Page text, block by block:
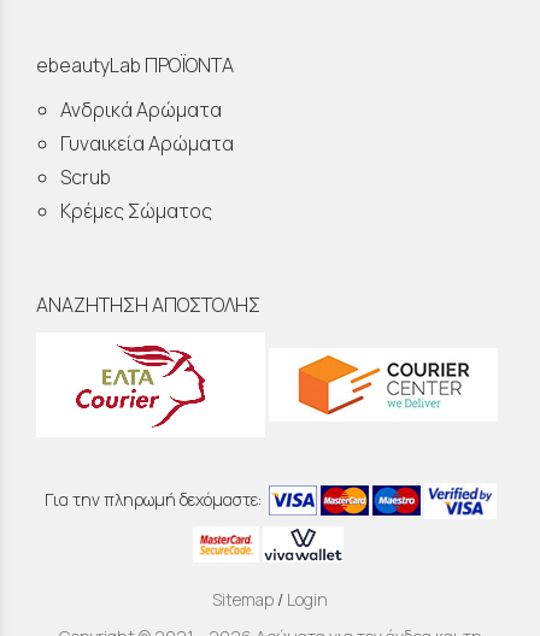
ebeautyLab ΠΡΟΪΟΝΤΑ
Ανδρικά Αρώματα
Γυναικεία Αρώματα
Scrub
Κρέμες Σώματος
ΑΝΑΖΗΤΗΣΗ ΑΠΟΣΤΟΛΗΣ
Για την πληρωμή δεχόμαστε:
Sitemap / Login